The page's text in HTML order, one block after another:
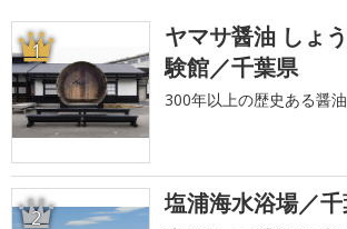
1
ヤマサ醤油 しょ
験館／千葉県
300年以上の歴史ある醤
2 塩浦海水浴場／